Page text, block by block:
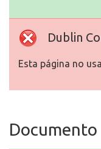
Dublin
Esta página no
Documento